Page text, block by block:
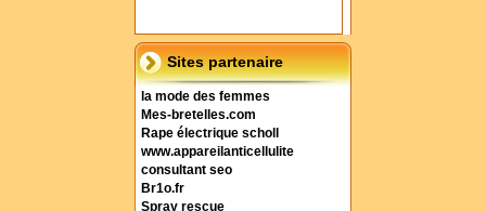
Sites partenaire
la mode des femmes
Mes-bretelles.com
Rape électrique scholl
www.appareilanticellulite
consultant seo
Br1o.fr
Spray rescue